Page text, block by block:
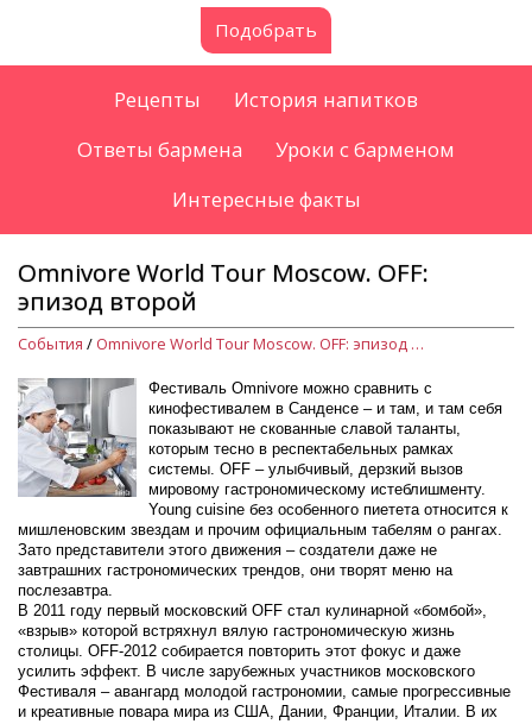
Подобрать
Рецепты
История напитков
Ответы бармена
Уроки с барменом
Интересные факты
Omnivore World Tour Moscow. OFF:
эпизод второй
События / Omnivore World Tour Moscow. OFF: эпизод второй
Фестиваль Omnivore можно сравнить с
кинофестивалем в Санденсе – и там, и там себя
показывают не скованные славой таланты,
которым тесно в респектабельных рамках
системы. OFF – улыбчивый, дерзкий вызов
мировому гастрономическому истеблишменту.
Young cuisine без особенного пиетета относится к
мишленовским звездам и прочим официальным табелям о рангах.
Зато представители этого движения – создатели даже не
завтрашних гастрономических трендов, они творят меню на
послезавтра.
В 2011 году первый московский OFF стал кулинарной «бомбой»,
«взрыв» которой встряхнул вялую гастрономическую жизнь
столицы. OFF-2012 собирается повторить этот фокус и даже
усилить эффект. В числе зарубежных участников московского
Фестиваля – авангард молодой гастрономии, самые прогрессивные
и креативные повара мира из США, Дании, Франции, Италии. В их